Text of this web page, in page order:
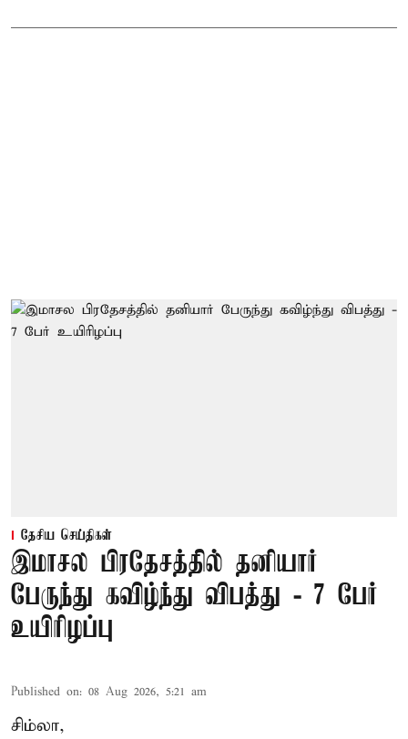
தேசிய செய்திகள்
இமாசல பிரதேசத்தில் தனியார்
பேருந்து கவிழ்ந்து விபத்து - 7 பேர்
உயிரிழப்பு
Published on: 08 Aug 2026, 5:21 am
சிம்லா,